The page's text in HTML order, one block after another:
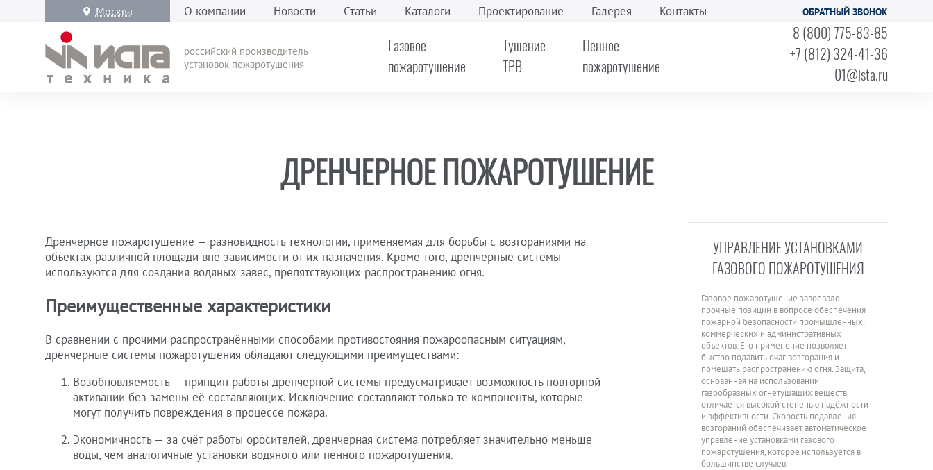
Москва О компании Новости Статьи Каталоги Проектирование Галерея Контакты ОБРАТНЫЙ ЗВОНОК
российский производитель
установок пожаротушения
Газовое
пожаротушение
Тушение
ТРВ
Пенное
пожаротушение
8 (800) 775-83-85
+7 (812) 324-41-36
01@ista.ru
ДРЕНЧЕРНОЕ ПОЖАРОТУШЕНИЕ
Дренчерное пожаротушение — разновидность технологии, применяемая для борьбы с возгораниями на
объектах различной площади вне зависимости от их назначения. Кроме того, дренчерные системы
используются для создания водяных завес, препятствующих распространению огня.
Преимущественные характеристики
В сравнении с прочими распространёнными способами противостояния пожароопасным ситуациям,
дренчерные системы пожаротушения обладают следующими преимуществами:
Возобновляемость — принцип работы дренчерной системы предусматривает возможность повторной
активации без замены её составляющих. Исключение составляют только те компоненты, которые
могут получить повреждения в процессе пожара.
Экономичность — за счёт работы оросителей, дренчерная система потребляет значительно меньше
воды, чем аналогичные установки водяного или пенного пожаротушения.
УПРАВЛЕНИЕ УСТАНОВКАМИ
ГАЗОВОГО ПОЖАРОТУШЕНИЯ
Газовое пожаротушение завоевало
прочные позиции в вопросе обеспечения
пожарной безопасности промышленных,
коммерческих и административных
объектов. Его применение позволяет
быстро подавить очаг возгорания и
помешать распространению огня. Защита,
основанная на использовании
газообразных огнетушащих веществ,
отличается высокой степенью надёжности
и эффективности. Скорость подавления
возгораний обеспечивает автоматическое
управление установками газового
пожаротушения, которое используется в
большинстве случаев.